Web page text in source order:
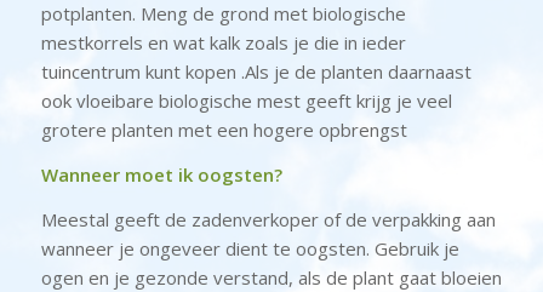
potplanten. Meng de grond met biologische
mestkorrels en wat kalk zoals je die in ieder
tuincentrum kunt kopen .Als je de planten daarnaast
ook vloeibare biologische mest geeft krijg je veel
grotere planten met een hogere opbrengst
Wanneer moet ik oogsten?
Meestal geeft de zadenverkoper of de verpakking aan
wanneer je ongeveer dient te oogsten. Gebruik je
ogen en je gezonde verstand, als de plant gaat bloeien